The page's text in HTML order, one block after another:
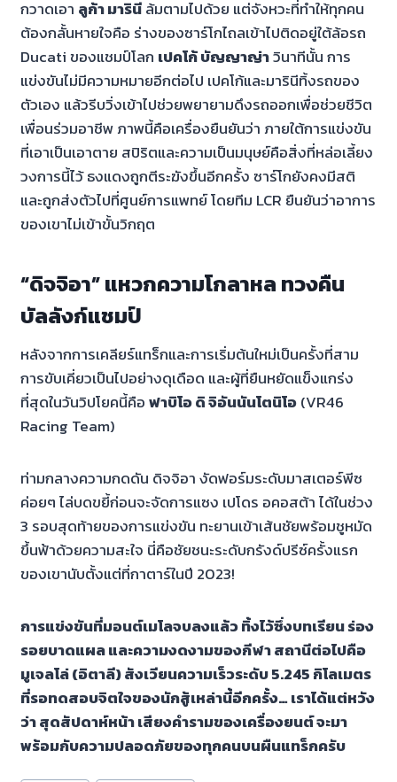
กวาดเอา ลูก้า มารินีล้มตามไปด้วย แต่จังหวะที่ทำให้ทุกคน
ต้องกลั้นหายใจคือ ร่างของซาร์โกไถลเข้าไปติดอยู่ใต้ล้อรถ
Ducati ของแชมป์โลก เปคโก้ บัญญาญ่าวินาทีนั้น การ
แข่งขันไม่มีความหมายอีกต่อไป เปคโก้และมารินีทิ้งรถของ
ตัวเอง แล้วรีบวิ่งเข้าไปช่วยพยายามดึงรถออกเพื่อช่วยชีวิต
เพื่อนร่วมอาชีพ ภาพนี้คือเครื่องยืนยันว่า ภายใต้การแข่งขัน
ที่เอาเป็นเอาตาย สปิริตและความเป็นมนุษย์คือสิ่งที่หล่อเลี้ยง
วงการนี้ไว้ ธงแดงถูกตีระฆังขึ้นอีกครั้ง ซาร์โกยังคงมีสติ
และถูกส่งตัวไปที่ศูนย์การแพทย์ โดยทีม LCR ยืนยันว่าอาการ
ของเขาไม่เข้าขั้นวิกฤต
“ดิจจิอา” แหวกความโกลาหล ทวงคืน
บัลลังก์แชมป์
หลังจากการเคลียร์แทร็กและการเริ่มต้นใหม่เป็นครั้งที่สาม
การขับเคี่ยวเป็นไปอย่างดุเดือด และผู้ที่ยืนหยัดแข็งแกร่ง
ที่สุดในวันวิปโยคนี้คือฟาบิโอ ดิ จิอันนันโตนิโอ(VR46
Racing Team)
ท่ามกลางความกดดัน ดิจจิอา งัดฟอร์มระดับมาสเตอร์พีซ
ค่อยๆ ไล่บดขยี้ก่อนจะจัดการแซง เปโดร อคอสต้า ได้ในช่วง
3 รอบสุดท้ายของการแข่งขัน ทะยานเข้าเส้นชัยพร้อมชูหมัด
ขึ้นฟ้าด้วยความสะใจ นี่คือชัยชนะระดับกรังด์ปรีซ์ครั้งแรก
ของเขานับตั้งแต่ที่กาตาร์ในปี 2023!
การแข่งขันที่มอนต์เมโลจบลงแล้ว ทิ้งไว้ซึ่งบทเรียน ร่อง
รอยบาดแผล และความงดงามของกีฬา สถานีต่อไปคือ
มูเจลโล่ (อิตาลี) สังเวียนความเร็วระดับ 5.245 กิโลเมตร
ที่รอทดสอบจิตใจของนักสู้เหล่านี้อีกครั้ง… เราได้แต่หวัง
ว่า สุดสัปดาห์หน้า เสียงคำรามของเครื่องยนต์ จะมา
พร้อมกับความปลอดภัยของทุกคนบนผืนแทร็กครับ